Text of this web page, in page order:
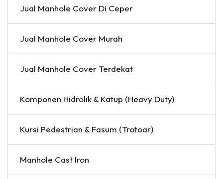
Jual Manhole Cover Di Ceper
Jual Manhole Cover Murah
Jual Manhole Cover Terdekat
Komponen Hidrolik & Katup (Heavy Duty)
Kursi Pedestrian & Fasum (Trotoar)
Manhole Cast Iron